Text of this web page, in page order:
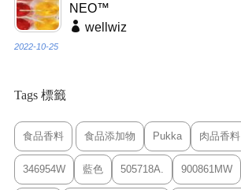
NEO™
wellwiz
2022-10-25
Tags 標籤
食品香料 食品添加物 Pukka 肉品香料
346954W 藍色 505718A. 900861MW